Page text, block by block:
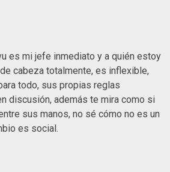
es mi jefe inmediato y a quién estoy
cabeza totalmente, es inflexible,
todo, sus propias reglas
discusión, además te mira como si
sus manos, no sé cómo no es un
es social.